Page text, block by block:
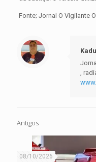
Fonte; Jornal O Vigilante
,
Antigos
08/10/2026